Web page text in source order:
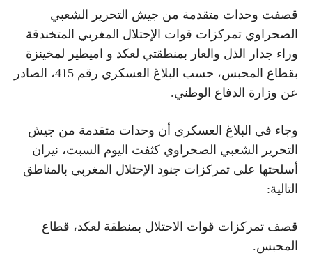
قصفت وحدات متقدمة من جيش التحرير الشعبي
الصحراوي تمركزات قوات الإحتلال المغربي المتخندقة
وراء جدار الذل والعار بمنطقتي لعكد و اميطير لمخينزة
بقطاع المحبس، حسب البلاغ العسكري رقم 415، الصادر
عن وزارة الدفاع الوطني.
وجاء في البلاغ العسكري أن وحدات متقدمة من جيش
التحرير الشعبي الصحراوي كثفت اليوم السبت، نيران
أسلحتها على تمركزات جنود الإحتلال المغربي بالمناطق
التالية:
قصف تمركزات قوات الاحتلال بمنطقة لعكد، قطاع
المحبس.